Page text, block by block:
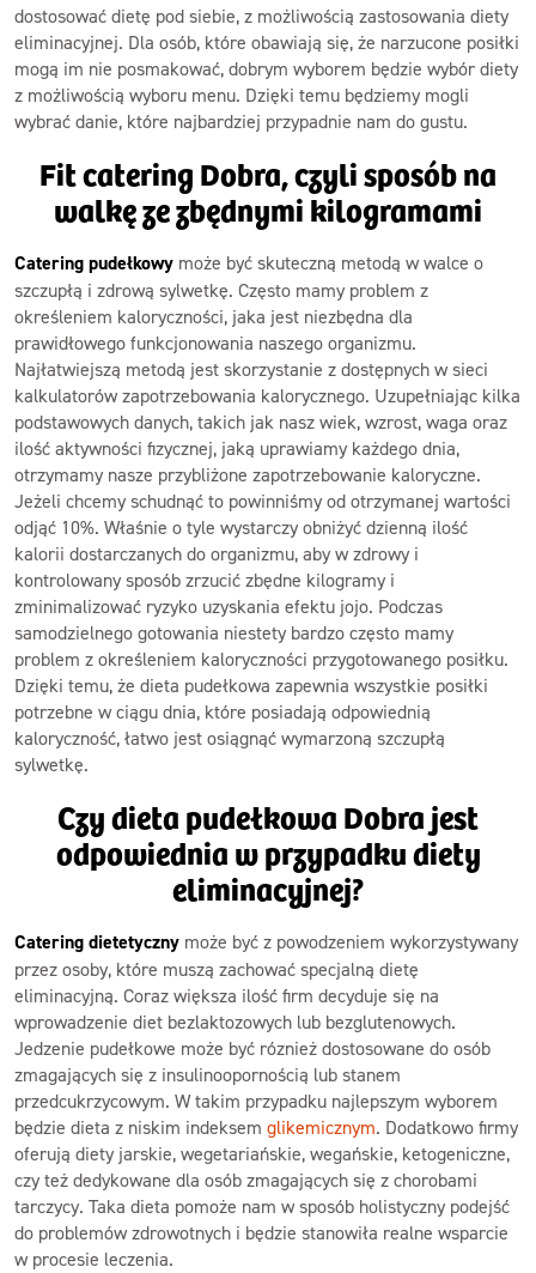
dostosować dietę pod siebie, z możliwością zastosowania diety
eliminacyjnej. Dla osób, które obawiają się, że narzucone posiłki
mogą im nie posmakować, dobrym wyborem będzie wybór diety
z możliwością wyboru menu. Dzięki temu będziemy mogli
wybrać danie, które najbardziej przypadnie nam do gustu.
Fit catering Dobra, czyli sposób na
walkę ze zbędnymi kilogramami
Catering pudełkowy może być skuteczną metodą w walce o
szczupłą i zdrową sylwetkę. Często mamy problem z
określeniem kaloryczności, jaka jest niezbędna dla
prawidłowego funkcjonowania naszego organizmu.
Najłatwiejszą metodą jest skorzystanie z dostępnych w sieci
kalkulatorów zapotrzebowania kalorycznego. Uzupełniając kilka
podstawowych danych, takich jak nasz wiek, wzrost, waga oraz
ilość aktywności fizycznej, jaką uprawiamy każdego dnia,
otrzymamy nasze przybliżone zapotrzebowanie kaloryczne.
Jeżeli chcemy schudnąć to powinniśmy od otrzymanej wartości
odjąć 10%. Właśnie o tyle wystarczy obniżyć dzienną ilość
kalorii dostarczanych do organizmu, aby w zdrowy i
kontrolowany sposób zrzucić zbędne kilogramy i
zminimalizować ryzyko uzyskania efektu jojo. Podczas
samodzielnego gotowania niestety bardzo często mamy
problem z określeniem kaloryczności przygotowanego posiłku.
Dzięki temu, że dieta pudełkowa zapewnia wszystkie posiłki
potrzebne w ciągu dnia, które posiadają odpowiednią
kaloryczność, łatwo jest osiągnąć wymarzoną szczupłą
sylwetkę.
Czy dieta pudełkowa Dobra jest
odpowiednia w przypadku diety
eliminacyjnej?
Catering dietetyczny może być z powodzeniem wykorzystywany
przez osoby, które muszą zachować specjalną dietę
eliminacyjną. Coraz większa ilość firm decyduje się na
wprowadzenie diet bezlaktozowych lub bezglutenowych.
Jedzenie pudełkowe może być róznież dostosowane do osób
zmagających się z insulinoopornością lub stanem
przedcukrzycowym. W takim przypadku najlepszym wyborem
będzie dieta z niskim indeksem glikemicznym. Dodatkowo firmy
oferują diety jarskie, wegetariańskie, wegańskie, ketogeniczne,
czy też dedykowane dla osób zmagających się z chorobami
tarczycy. Taka dieta pomoże nam w sposób holistyczny podejść
do problemów zdrowotnych i będzie stanowiła realne wsparcie
w procesie leczenia.